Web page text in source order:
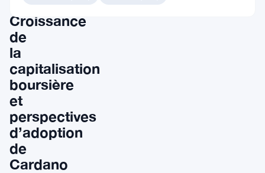
Croissance
de
la
capitalisation
boursière
et
perspectives
d’adoption
de
Cardano